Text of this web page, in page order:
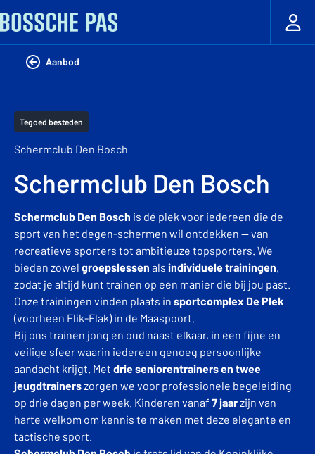
Aanbod
Tegoed besteden
Schermclub Den Bosch
Schermclub Den Bosch
Schermclub Den Bosch is dé plek voor iedereen die de
sport van het degen-schermen wil ontdekken — van
recreatieve sporters tot ambitieuze topsporters. We
bieden zowel groepslessen als individuele trainingen,
zodat je altijd kunt trainen op een manier die bij jou past.
Onze trainingen vinden plaats in sportcomplex De Plek
(voorheen Flik-Flak) in de Maaspoort.
Bij ons trainen jong en oud naast elkaar, in een fijne en
veilige sfeer waarin iedereen genoeg persoonlijke
aandacht krijgt. Met drie seniorentrainers en twee
jeugdtrainerszorgen we voor professionele begeleiding
op drie dagen per week. Kinderen vanaf 7 jaarzijn van
harte welkom om kennis te maken met deze elegante en
tactische sport.